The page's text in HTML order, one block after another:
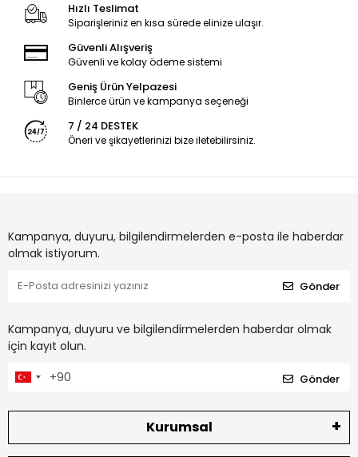
Hızlı Teslimat
Siparişleriniz en kısa sürede elinize ulaşır.
Güvenli Alışveriş
Güvenli ve kolay ödeme sistemi
Geniş Ürün Yelpazesi
Binlerce ürün ve kampanya seçeneği
7 / 24 DESTEK
Öneri ve şikayetlerinizi bize iletebilirsiniz.
Kampanya, duyuru, bilgilendirmelerden e-posta ile haberdar
olmak istiyorum.
Gönder
Kampanya, duyuru ve bilgilendirmelerden haberdar olmak
için kayıt olun.
Gönder
Kurumsal